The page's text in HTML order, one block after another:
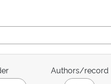
Authors/record